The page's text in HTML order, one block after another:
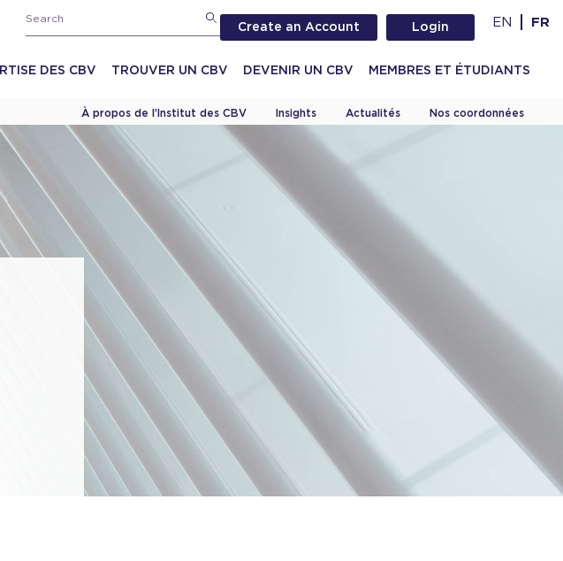
Create an Account Login EN FR
DES CBV TROUVER UN CBV DEVENIR UN CBV MEMBRES ET ÉTUDIANTS
À propos de l’Institut des CBV Insights Actualités Nos coordonnées